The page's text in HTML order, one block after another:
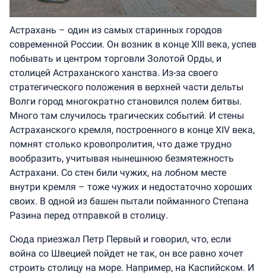
Астрахань – один из самых старинных городов
современной России. Он возник в конце XIII века, успев
побывать и центром торговли Золотой Орды, и
столицей Астраханского ханства. Из-за своего
стратегического положения в верхней части дельты
Волги город многократно становился полем битвы.
Много там случилось трагических событий. И стены
Астраханского кремля, построенного в конце XIV века,
помнят столько кровопролития, что даже трудно
вообразить, учитывая нынешнюю безмятежность
Астрахани. Со стен били чужих, на лобном месте
внутри кремля – тоже чужих и недостаточно хороших
своих. В одной из башен пытали пойманного Степана
Разина перед отправкой в столицу.
Сюда приезжал Петр Первый и говорил, что, если
война со Швецией пойдет не так, он все равно хочет
строить столицу на море. Например, на Каспийском. И